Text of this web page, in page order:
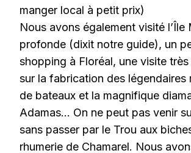
manger local à petit prix)
Nous avons également visité l’Île
profonde (dixit notre guide), un
shopping à Floréal, une visite
sur la fabrication des légendaires
de bateaux et la magnifique
Adamas… On ne peut pas venir
sans passer par le Trou aux
rhumerie de Chamarel. Nous